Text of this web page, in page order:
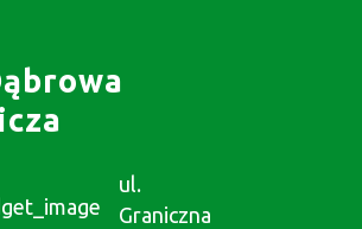
ul.
Graniczna